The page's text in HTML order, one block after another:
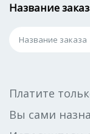
Название
Платите
Вы сами